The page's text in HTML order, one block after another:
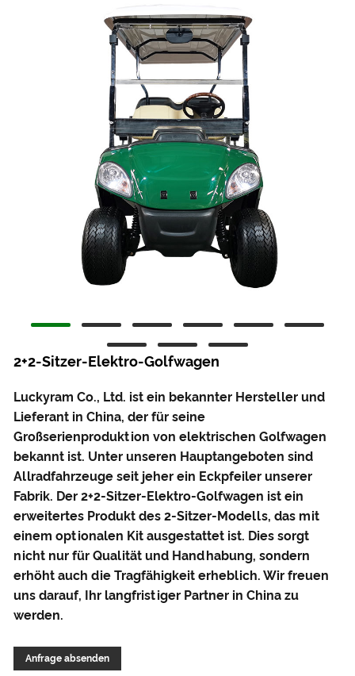
2+2-Sitzer-Elektro-Golfwagen
Luckyram Co., Ltd. ist ein bekannter Hersteller und
Lieferant in China, der für seine
Großserienproduktion von elektrischen Golfwagen
bekannt ist. Unter unseren Hauptangeboten sind
Allradfahrzeuge seit jeher ein Eckpfeiler unserer
Fabrik. Der 2+2-Sitzer-Elektro-Golfwagen ist ein
erweitertes Produkt des 2-Sitzer-Modells, das mit
einem optionalen Kit ausgestattet ist. Dies sorgt
nicht nur für Qualität und Handhabung, sondern
erhöht auch die Tragfähigkeit erheblich. Wir freuen
uns darauf, Ihr langfristiger Partner in China zu
werden.
Anfrage absenden